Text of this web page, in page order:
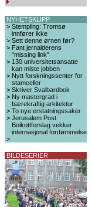
NYHETSKLIPP
> Stempling: Tromsø
innfører ikke
> Sett denne ørnen før?
> Fant jernalderens
“missing link”
> 130 universitetsansatte
kan miste jobben
> Nytt forskningssenter for
stamceller
> Skriver Svalbardbok
> Ny mastergrad i
bærekraftig arkitektur
> To nye erstatningssaker
> Jerusalem Post:
Boikottforslag vekker
internasjonal fordømmelse
>
BILDESERIER